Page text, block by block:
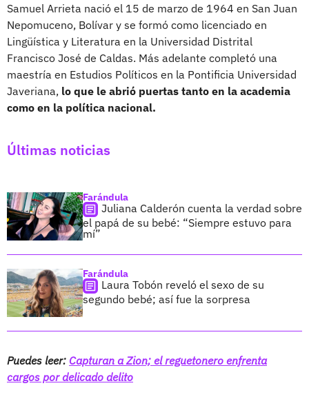
Samuel Arrieta nació el 15 de marzo de 1964 en San Juan
Nepomuceno, Bolívar y se formó como licenciado en
Lingüística y Literatura en la Universidad Distrital
Francisco José de Caldas. Más adelante completó una
maestría en Estudios Políticos en la Pontificia Universidad
Javeriana, lo que le abrió puertas tanto en la academia
como en la política nacional.
Últimas noticias
Farándula
Juliana Calderón cuenta la verdad sobre
el papá de su bebé: “Siempre estuvo para
mí”
Farándula
Laura Tobón reveló el sexo de su
segundo bebé; así fue la sorpresa
Puedes leer: Capturan a Zion; el reguetonero enfrenta
cargos por delicado delito